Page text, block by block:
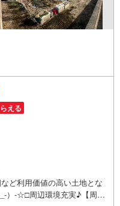
える
ど利用価値の高い土地とな
）-☆□周辺環境充実♪【周辺